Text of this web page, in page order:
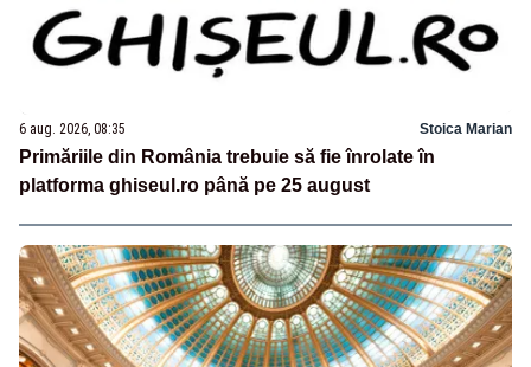
6 aug. 2026, 08:35 Stoica Marian
Primăriile din România trebuie să fie înrolate în
platforma ghiseul.ro până pe 25 august